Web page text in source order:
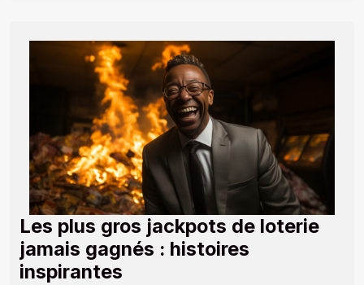
Les plus gros jackpots de loterie
jamais gagnés : histoires
inspirantes